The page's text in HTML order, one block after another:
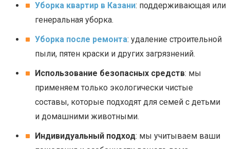
Уборка квартир в Казани: поддерживающая или
генеральная уборка.
Уборка после ремонта: удаление строительной
пыли, пятен краски и других загрязнений.
Использование безопасных средств: мы
применяем только экологически чистые
составы, которые подходят для семей с детьми
и домашними животными.
Индивидуальный подход: мы учитываем ваши